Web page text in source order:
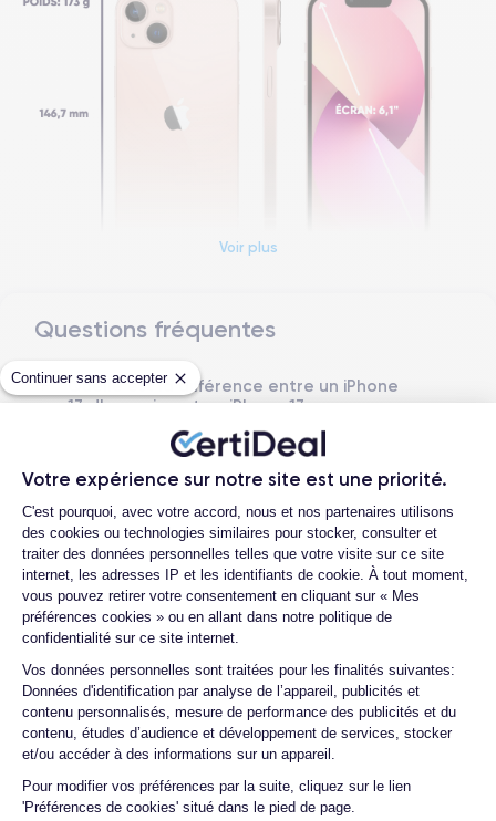
Continuer sans accepter
Votre expérience sur notre site est une priorité.
Plateforme de Gestion du
C'est pourquoi, avec votre accord, nous et nos partenaires utilisons
des cookies ou technologies similaires pour stocker, consulter et
traiter des données personnelles telles que votre visite sur ce site
internet, les adresses IP et les identifiants de cookie. À tout moment,
vous pouvez retirer votre consentement en cliquant sur « Mes
préférences cookies » ou en allant dans notre politique de
confidentialité sur ce site internet.
Vos données personnelles sont traitées pour les finalités suivantes:
Données d'identification par analyse de l’appareil, publicités et
contenu personnalisés, mesure de performance des publicités et du
contenu, études d’audience et développement de services, stocker
et/ou accéder à des informations sur un appareil.
Pour modifier vos préférences par la suite, cliquez sur le lien
'Préférences de cookies' situé dans le pied de page.
Axeptio consent
Dimensions et poids iPhone 13
Date de sortie Système exploitation
146.7×71.5×7.65 mm
Poids
173 g
Écran
OLED 6.1 pouces
Résolution écran
2340 x 1080 pixels
RAM
4 Go
Memoire interne
128,256,512 Go
Nom de la puce
Puce A15 Bionic
Nombre de cœurs
6
Nom GPU
GPU 4 cœurs
Fréq. processeur
3.23 GHz
Caméra Caméra Frontale
Voir plus
Questions fréquentes
Quelle est la différence entre un iPhone
13 d'occasion et un iPhone 13
reconditionné ?
Quelle est la durée de vie d'un iPhone 13
reconditionné ?
Quelles sont les options disponibles sur
les batteries ?
Quels sont les accessoires inclus dans la
commande ?
Quelles garanties offrez-vous sur vos
Quels sont vos modes de paiement ?
Est-il possible de payer l'iPhone 13 en
plusieurs fois ?
Que se passe-t-il après avoir passé la
commande ?